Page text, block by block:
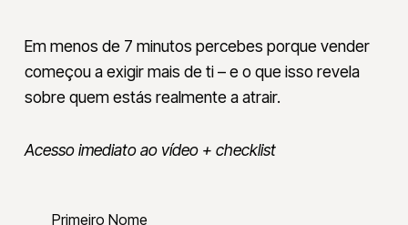
Em menos de 7 minutos percebes porque vender
começou a exigir mais de ti – e o que isso revela
sobre quem estás realmente a atrair.
Acesso imediato ao vídeo + checklist
Primeiro Nome